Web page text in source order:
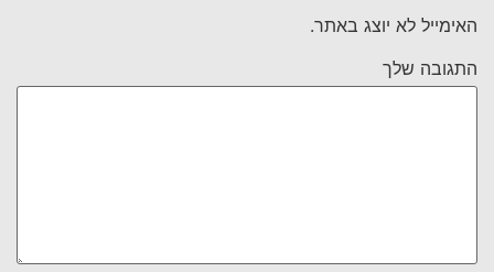
האימייל לא יוצג באתר.
התגובה שלך